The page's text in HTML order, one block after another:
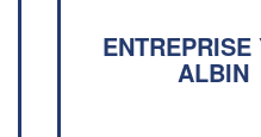
ENTREPRISE
ALBIN